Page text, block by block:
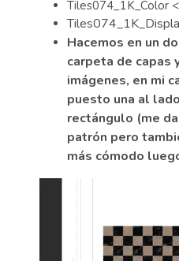
Tiles074_1K_Color
Hacemos en un
carpeta de capas
imágenes, en mi
puesto una al
rectángulo (me
patrón pero
más cómodo